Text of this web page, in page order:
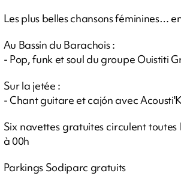
Les plus belles chansons féminines…
Au Bassin du Barachois :
- Pop, funk et soul du groupe Ouistiti
Sur la jetée :
- Chant guitare et cajón avec
Six navettes gratuites circulent toutes
à 00h
Parkings Sodiparc gratuits